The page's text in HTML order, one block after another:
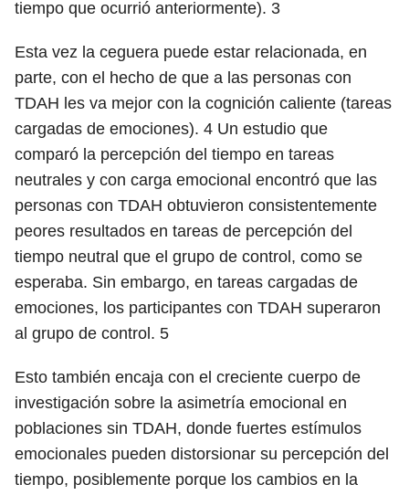
tiempo que ocurrió anteriormente). 3
Esta vez la ceguera puede estar relacionada, en
parte, con el hecho de que a las personas con
TDAH les va mejor con la cognición caliente (tareas
cargadas de emociones). 4 Un estudio que
comparó la percepción del tiempo en tareas
neutrales y con carga emocional encontró que las
personas con TDAH obtuvieron consistentemente
peores resultados en tareas de percepción del
tiempo neutral que el grupo de control, como se
esperaba. Sin embargo, en tareas cargadas de
emociones, los participantes con TDAH superaron
al grupo de control. 5
Esto también encaja con el creciente cuerpo de
investigación sobre la asimetría emocional en
poblaciones sin TDAH, donde fuertes estímulos
emocionales pueden distorsionar su percepción del
tiempo, posiblemente porque los cambios en la